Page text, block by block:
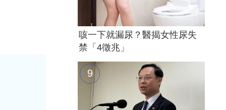
咳一下就漏尿？醫揭女性尿失
禁「4徵兆」